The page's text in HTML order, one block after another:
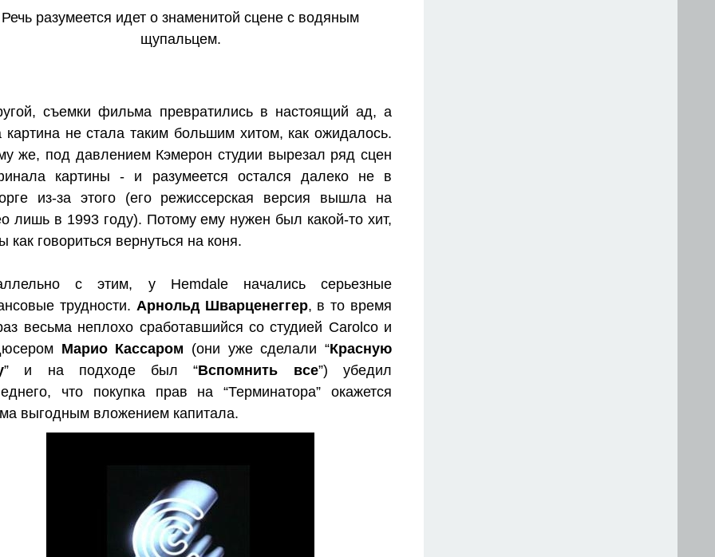
Речь разумеется идет о знаменитой сцене с водяным
щупальцем.
съемки фильма превратились в настоящий ад, а
картина не стала таким большим хитом, как ожидалось.
же, под давлением Кэмерон студии вырезал ряд сцен
картины - и разумеется остался далеко не в
из-за этого (его режиссерская версия вышла на
лишь в 1993 году). Потому ему нужен был какой-то хит,
как говориться вернуться на коня.
с этим, у Hemdale начались серьезные
трудности. Арнольд Шварценеггер, в то время
весьма неплохо сработавшийся со студией Carolco и
Марио Кассаром (они уже сделали “Красную
” и на подходе был “Вспомнить все”) убедил
что покупка прав на “Терминатора” окажется
выгодным вложением капитала.